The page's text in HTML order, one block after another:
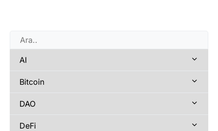
AI
Bitcoin
DAO
DeFi